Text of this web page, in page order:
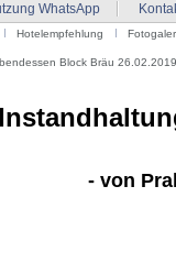
WhatsApp
Hotelempfehlung
Block Bräu 26.02.2019
- von